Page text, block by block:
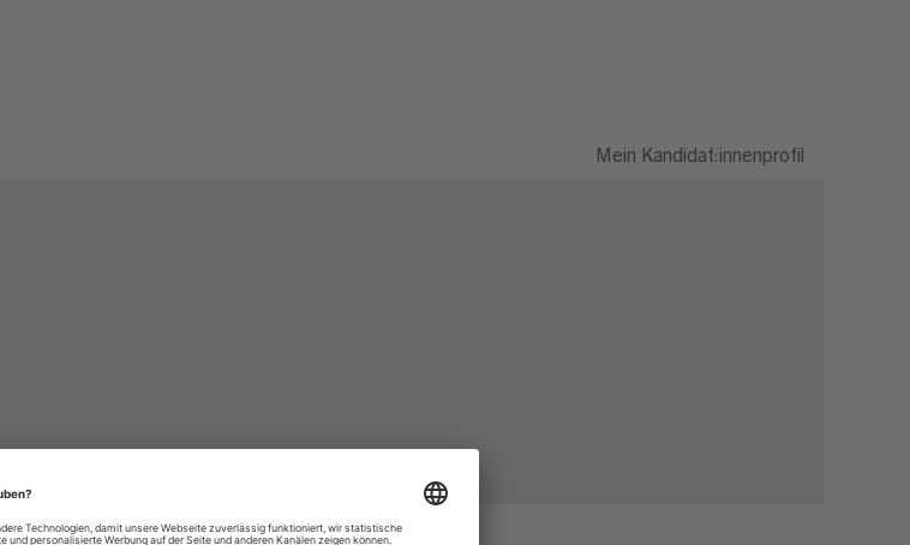
Mein Kandidat:innenprofil